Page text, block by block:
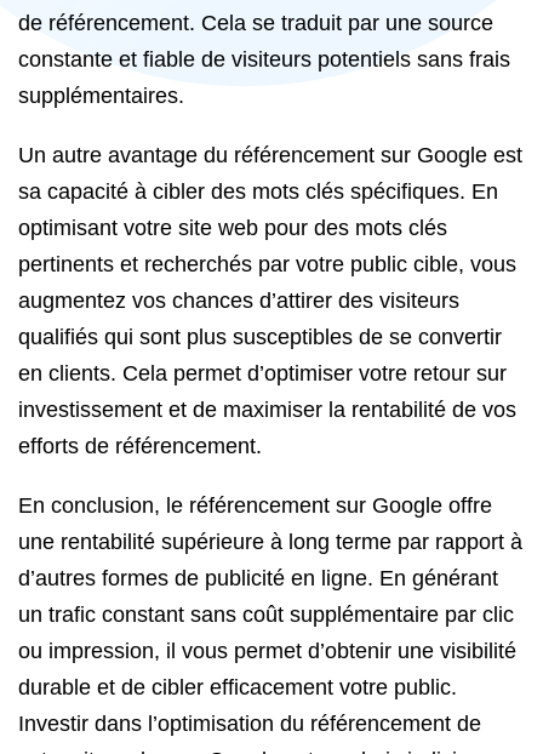
de référencement. Cela se traduit par une source
constante et fiable de visiteurs potentiels sans frais
supplémentaires.
Un autre avantage du référencement sur Google est
sa capacité à cibler des mots clés spécifiques. En
optimisant votre site web pour des mots clés
pertinents et recherchés par votre public cible, vous
augmentez vos chances d’attirer des visiteurs
qualifiés qui sont plus susceptibles de se convertir
en clients. Cela permet d’optimiser votre retour sur
investissement et de maximiser la rentabilité de vos
efforts de référencement.
En conclusion, le référencement sur Google offre
une rentabilité supérieure à long terme par rapport à
d’autres formes de publicité en ligne. En générant
un trafic constant sans coût supplémentaire par clic
ou impression, il vous permet d’obtenir une visibilité
durable et de cibler efficacement votre public.
Investir dans l’optimisation du référencement de